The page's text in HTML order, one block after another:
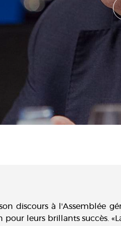
discours à l'Assemblée
pour leurs brillants succès.